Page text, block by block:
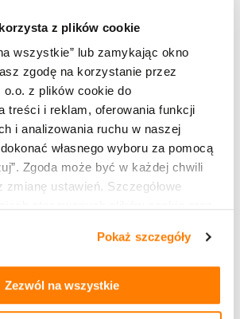
z plików cookie
wszystkie” lub zamykając okno
zgodę na korzystanie przez
z plików cookie do
treści i reklam, oferowania funkcji
i analizowania ruchu w naszej
własnego wyboru za pomocą
Zgoda może być w każdej chwili
zmianę ustawień. Szczegółowe
z naszej witryny, znajdziesz w
.
Pokaż szczegóły
Zezwól na wszystkie
OpenStreetMapcontributors
KRISHOME